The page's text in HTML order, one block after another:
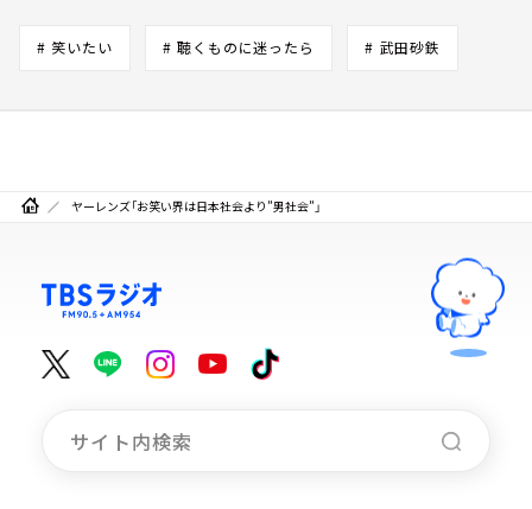
# 笑いたい # 聴くものに迷ったら # 武田砂鉄
ヤーレンズ「お笑い界は日本社会より”男社会”」